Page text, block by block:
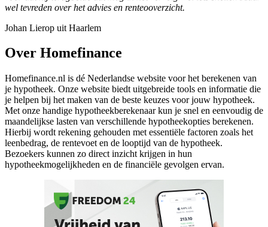
wel tevreden over het advies en renteooverzicht.
Johan Lierop uit Haarlem
Over Homefinance
Homefinance.nl is dé Nederlandse website voor het berekenen van
je hypotheek. Onze website biedt uitgebreide tools en informatie die
je helpen bij het maken van de beste keuzes voor jouw hypotheek.
Met onze handige hypotheekberekenaar kun je snel en eenvoudig de
maandelijkse lasten van verschillende hypotheekopties berekenen.
Hierbij wordt rekening gehouden met essentiële factoren zoals het
leenbedrag, de rentevoet en de looptijd van de hypotheek.
Bezoekers kunnen zo direct inzicht krijgen in hun
hypotheekmogelijkheden en de financiële gevolgen ervan.